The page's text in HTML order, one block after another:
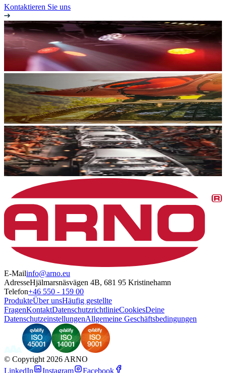
Kontaktieren Sie uns
E-Mailinfo@arno.eu
AdresseHjälmarsnäsvägen 4B, 681 95 Kristinehamn
Telefon+46 550 - 159 00
ProdukteÜber unsHäufig gestellte
FragenKontaktDatenschutzrichtlinieCookiesDeine
DatenschutzeinstellungenAllgemeine Geschäftsbedingungen
© Copyright 2026 ARNO
LinkedIn
Instagram Facebook